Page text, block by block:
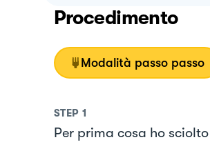
Procedimento
Modalità passo passo
STEP 1
Per prima cosa ho